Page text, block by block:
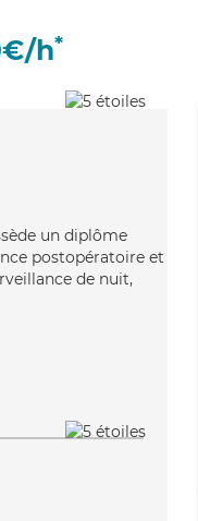
h*
un diplôme
postopératoire et
de nuit,